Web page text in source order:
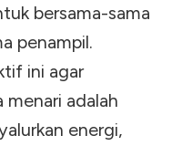
bersama-sama
penampil.
ini agar
adalah
energi,